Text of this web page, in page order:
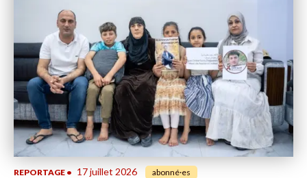
REPORTAGE • 17 juillet 2026 abonné·es